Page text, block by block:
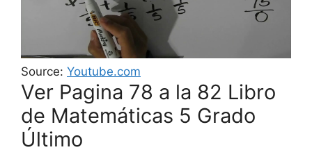
Source: Youtube.com
Ver Pagina 78 a la 82 Libro
de Matemáticas 5 Grado
Último